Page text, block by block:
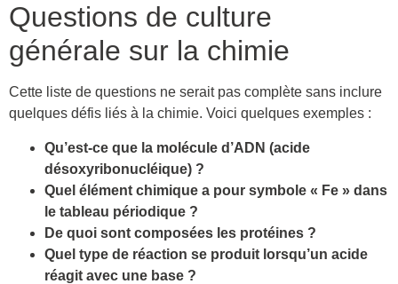
Questions de culture
générale sur la chimie
Cette liste de questions ne serait pas complète sans inclure
quelques défis liés à la chimie. Voici quelques exemples :
Qu’est-ce que la molécule d’ADN (acide
désoxyribonucléique) ?
Quel élément chimique a pour symbole « Fe » dans
le tableau périodique ?
De quoi sont composées les protéines ?
Quel type de réaction se produit lorsqu’un acide
réagit avec une base ?